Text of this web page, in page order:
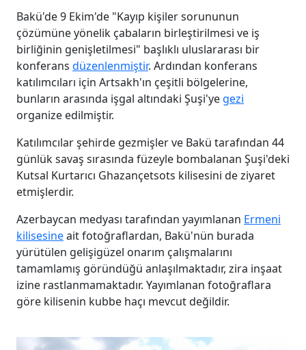
Bakü'de 9 Ekim'de "Kayıp kişiler sorununun
çözümüne yönelik çabaların birleştirilmesi ve iş
birliğinin genişletilmesi" başlıklı uluslararası bir
konferans düzenlenmiştir. Ardından konferans
katılımcıları için Artsakh'ın çeşitli bölgelerine,
bunların arasında işgal altındaki Şuşi'ye gezi
organize edilmiştir.
Katılımcılar şehirde gezmişler ve Bakü tarafından 44
günlük savaş sırasında füzeyle bombalanan Şuşi'deki
Kutsal Kurtarıcı Ghazançetsots kilisesini de ziyaret
etmişlerdir.
Azerbaycan medyası tarafından yayımlanan Ermeni
kilisesineait fotoğraflardan, Bakü'nün burada
yürütülen gelişigüzel onarım çalışmalarını
tamamlamış göründüğü anlaşılmaktadır, zira inşaat
izine rastlanmamaktadır. Yayımlanan fotoğraflara
göre kilisenin kubbe haçı mevcut değildir.